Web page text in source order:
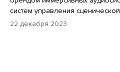
систем управления
22 декабря 2023